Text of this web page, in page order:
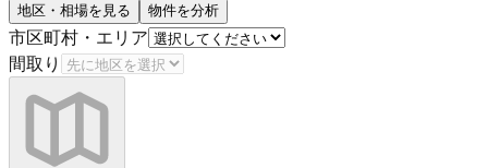
地区・相場を見る 物件を分析
市区町村・エリア
間取り